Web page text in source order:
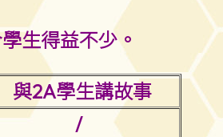
生得益不少。
與2A學生講故事
/